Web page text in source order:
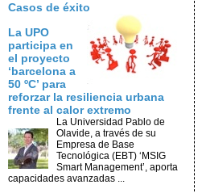
Casos de éxito
La UPO
participa en
el proyecto
‘barcelona a
50 ºC’ para
reforzar la resiliencia urbana
frente al calor extremo
La Universidad Pablo de
Olavide, a través de su
Empresa de Base
Tecnológica (EBT) ‘MSIG
Smart Management’, aporta
capacidades avanzadas ...